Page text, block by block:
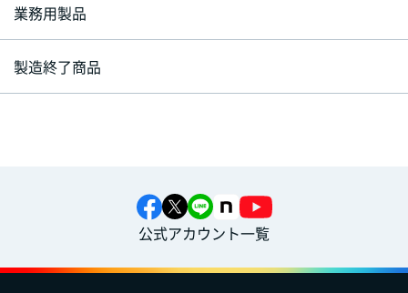
業務用製品
製造終了商品
公式アカウント一覧